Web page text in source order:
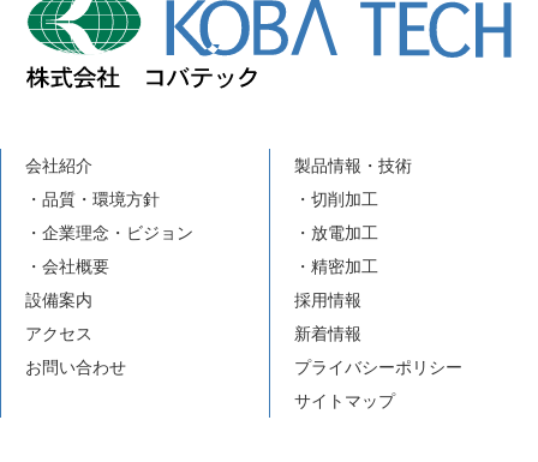
会社紹介
・品質・環境方針
・企業理念・ビジョン
・会社概要
製品情報・技術
・切削加工
・放電加工
・精密加工
設備案内
アクセス
お問い合わせ
採用情報
新着情報
プライバシーポリシー
サイトマップ